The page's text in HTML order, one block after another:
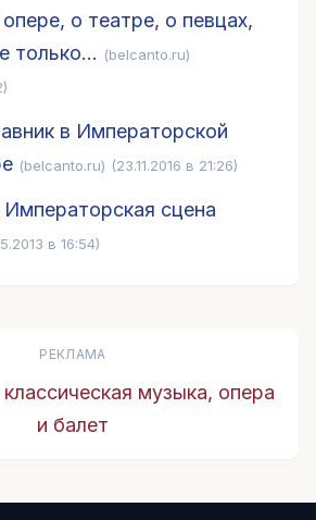
о театре, о певцах,
только... (belcanto.ru)
в Императорской
(belcanto.ru) (23.11.2016 в 21:26)
Императорская сцена
в 16:54)
РЕКЛАМА
музыка, опера
и балет